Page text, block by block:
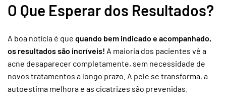
O Que Esperar dos Resultados?
A boa notícia é que quando bem indicado e acompanhado,
os resultados são incríveis! A maioria dos pacientes vê a
acne desaparecer completamente, sem necessidade de
novos tratamentos a longo prazo. A pele se transforma, a
autoestima melhora e as cicatrizes são prevenidas.